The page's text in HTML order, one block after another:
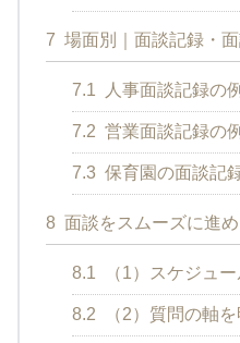
7 場面別｜面談記録・
7.1 人事面談記録の
7.2 営業面談記録の
7.3 保育園の面談記
8 面談をスムーズに進
8.1 （1）スケジュ
8.2 （2）質問の軸